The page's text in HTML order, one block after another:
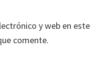
y web en este
comente.